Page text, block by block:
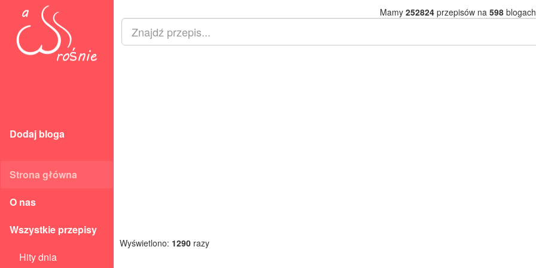
Dodaj bloga
Strona główna
O nas
Wszystkie przepisy
Hity dnia
Mamy 252824przepisów na 598
Wyświetlono: 1290 razy